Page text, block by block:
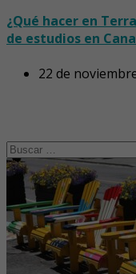
¿Qué hacer en
de estudios en
22 de
Buscar: